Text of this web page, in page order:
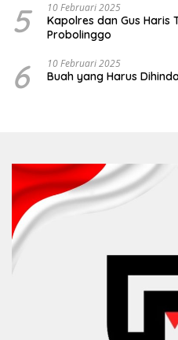
5 10 Februari 2025
Kapolres dan Gus Haris
Probolinggo
6 10 Februari 2025
Buah yang Harus